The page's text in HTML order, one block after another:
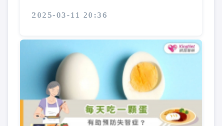
2025-03-11 20:36